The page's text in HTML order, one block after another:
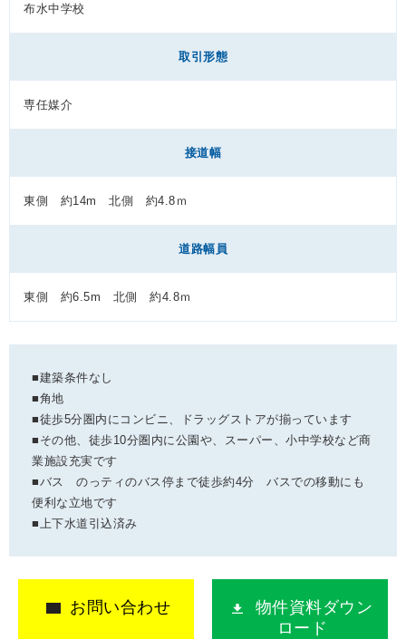
布水中学校
取引形態
専任媒介
接道幅
東側 約14m 北側 約4.8ｍ
道路幅員
東側 約6.5m 北側 約4.8ｍ
■建築条件なし
■角地
■徒歩5分圏内にコンビニ、ドラッグストアが揃っています
■その他、徒歩10分圏内に公園や、スーパー、小中学校など商
業施設充実です
■バス のっティのバス停まで徒歩約4分 バスでの移動にも
便利な立地です
■上下水道引込済み
お問い合わせ
物件資料ダウン
ロード